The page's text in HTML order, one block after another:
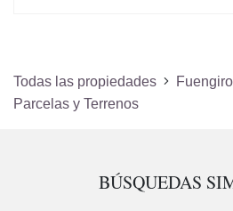
Todas las propiedades
Parcelas y Terrenos
BÚSQUEDAS